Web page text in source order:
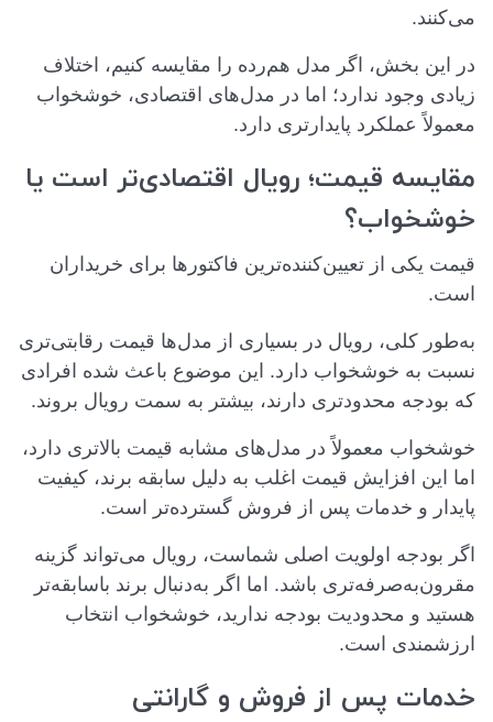
می‌کنند.
در این بخش، اگر مدل هم‌رده را مقایسه کنیم، اختلاف
زیادی وجود ندارد؛ اما در مدل‌های اقتصادی، خوشخواب
معمولاً عملکرد پایدارتری دارد.
مقایسه قیمت؛ رویال اقتصادی‌تر است یا
خوشخواب؟
قیمت یکی از تعیین‌کننده‌ترین فاکتورها برای خریداران
است.
به‌طور کلی، رویال در بسیاری از مدل‌ها قیمت رقابتی‌تری
نسبت به خوشخواب دارد. این موضوع باعث شده افرادی
که بودجه محدودتری دارند، بیشتر به سمت رویال بروند.
خوشخواب معمولاً در مدل‌های مشابه قیمت بالاتری دارد،
اما این افزایش قیمت اغلب به دلیل سابقه برند، کیفیت
پایدار و خدمات پس از فروش گسترده‌تر است.
اگر بودجه اولویت اصلی شماست، رویال می‌تواند گزینه
مقرون‌به‌صرفه‌تری باشد. اما اگر به‌دنبال برند باسابقه‌تر
هستید و محدودیت بودجه ندارید، خوشخواب انتخاب
ارزشمندی است.
خدمات پس از فروش و گارانتی